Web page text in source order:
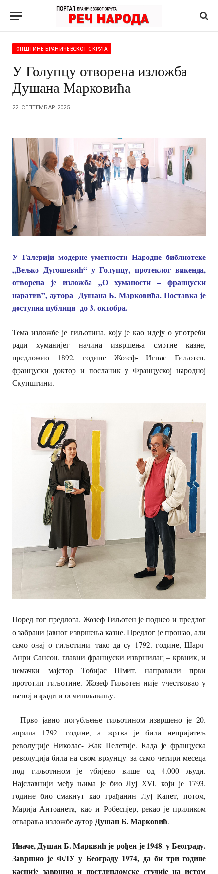
ОПШТИНЕ БРАНИЧЕВСКОГ ОКРУГА
У Голупцу отворена изложба
Душана Марковића
22. СЕПТЕМБАР 2025.
У Галерији модерне уметности Народне библиотеке
„Вељко Дугошевић“ у Голупцу, протеклог викенда,
отворена је изложба „О хуманости – француски
наратив”, аутора Душана Б. Марковића. Поставка је
доступна публици до 3. октобра.
Тема изложбе је гиљотина, коју је као идеју о употреби
ради хуманијег начина извршења смртне казне,
предложио 1892. године Жозеф- Игнас Гиљотен,
француски доктор и посланик у Француској народној
Скупштини.
Поред тог предлога, Жозеф Гиљотен је поднео и предлог
о забрани јавног извршења казне. Предлог је прошао, али
само онај о гиљотини, тако да су 1792. године, Шарл-
Анри Сансон, главни француски извршилац – крвник, и
немачки мајстор Тобијас Шмит, направили први
прототип гиљотине. Жозеф Гиљотен није учествовао у
њеној изради и осмишљавању.
– Прво јавно погубљење гиљотином извршено је 20.
априла 1792. године, а жртва је била непријатељ
револуције Николас- Жак Пелетије. Када је француска
револуција била на свом врхунцу, за само четири месеца
под гиљотином је убијено више од 4.000 људи.
Најславнији међу њима је био Луј XVI, који је 1793.
године био смакнут као грађанин Луј Капет, потом,
Марија Антоанета, као и Робеспјер, рекао је приликом
отварања изложбе ауторДушан Б. Марковић.
Иначе, Душан Б. Марквић је рођен је 1948. у Београду.
Завршио је ФЛУ у Београду 1974, да би три године
касније завршио и постдипломске студије на истом